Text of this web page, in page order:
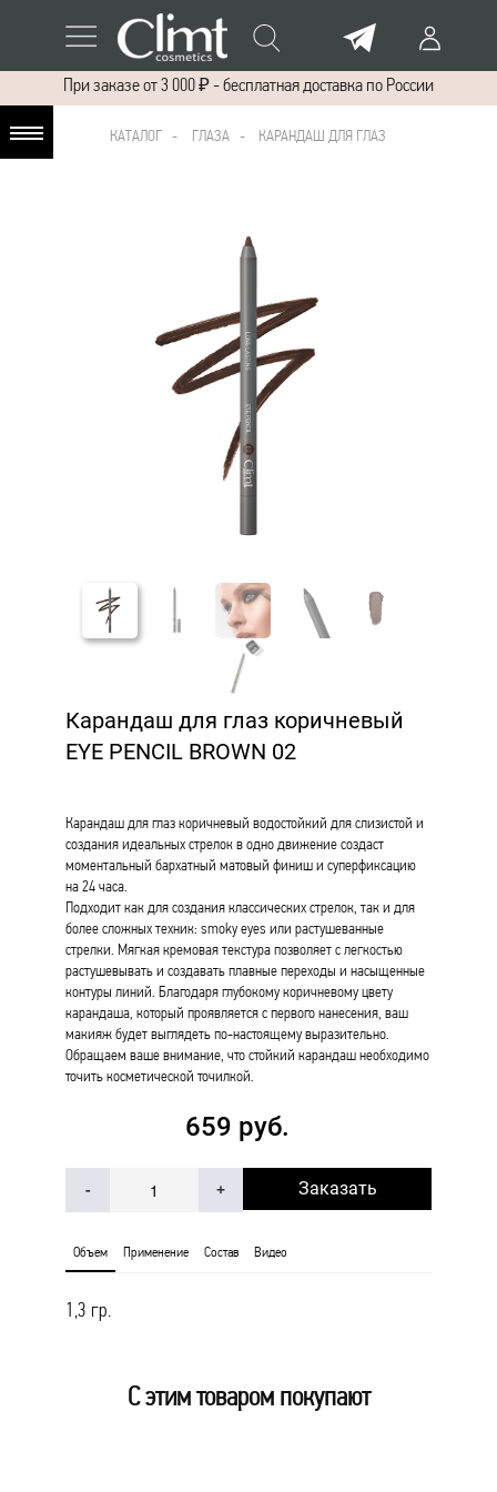
При заказе от 3 000 ₽ - бесплатная доставка по России
КАТАЛОГ - ГЛАЗА - КАРАНДАШ ДЛЯ ГЛАЗ
Карандаш для глаз коричневый
EYE PENCIL BROWN 02
659 руб.
Заказать
- +
Карандаш для глаз коричневый водостойкий для слизистой и
создания идеальных стрелок в одно движение создаст
моментальный бархатный матовый финиш и суперфиксацию
на 24 часа.
Подходит как для создания классических стрелок, так и для
более сложных техник: smoky eyes или растушеванные
стрелки. Мягкая кремовая текстура позволяет с легкостью
растушевывать и создавать плавные переходы и насыщенные
контуры линий. Благодаря глубокому коричневому цвету
карандаша, который проявляется с первого нанесения, ваш
макияж будет выглядеть по-настоящему выразительно.
Обращаем ваше внимание, что стойкий карандаш необходимо
точить косметической точилкой.
Объем Применение Состав Видео
1,3 гр.
С этим товаром покупают